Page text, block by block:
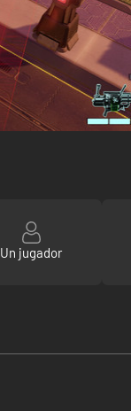
Un jugador